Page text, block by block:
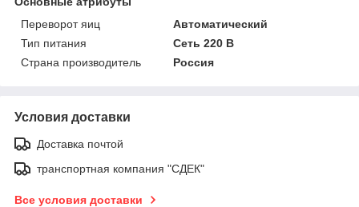
Переворот яиц
Автоматический
Тип питания
Сеть 220 В
Страна производитель
Россия
Условия доставки
Доставка почтой
транспортная компания "СДЕК"
Все условия доставки